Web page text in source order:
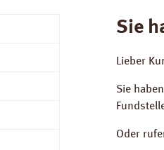
Sie
Lieber
Sie
Oder